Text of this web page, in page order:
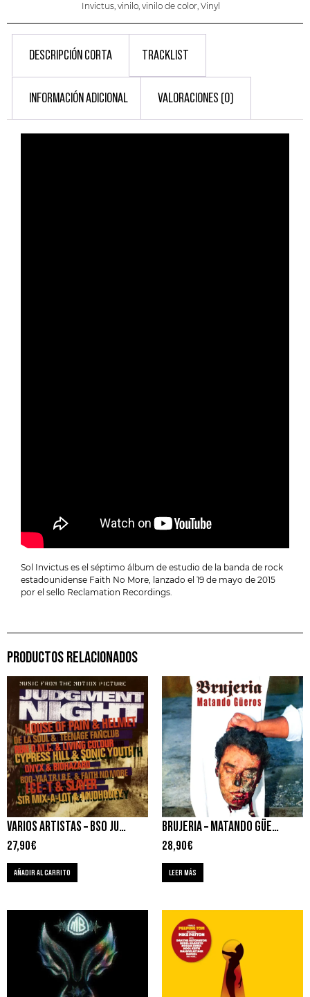
Invictus, vinilo, vinilo de color, Vinyl
DESCRIPCIÓN CORTA TRACKLIST
INFORMACIÓN ADICIONAL VALORACIONES (0)
Sol Invictus es el séptimo álbum de estudio de la banda de rock
estadounidense Faith No More, lanzado el 19 de mayo de 2015
por el sello Reclamation Recordings.
PRODUCTOS RELACIONADOS
VARIOS ARTISTAS – BSO JUDGMENT NIGHT
27,90€
AÑADIR AL CARRITO
BRUJERIA – MATANDO GÜEROS
28,90€
LEER MÁS